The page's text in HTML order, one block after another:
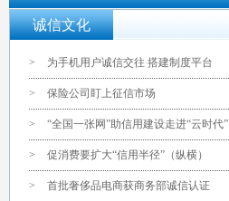
诚信文化
> 为手机用户诚信交往 搭建制度平台
> 保险公司盯上征信市场
> “全国一张网”助信用建设走进“云时代”
> 促消费要扩大“信用半径”（纵横）
> 首批奢侈品电商获商务部诚信认证